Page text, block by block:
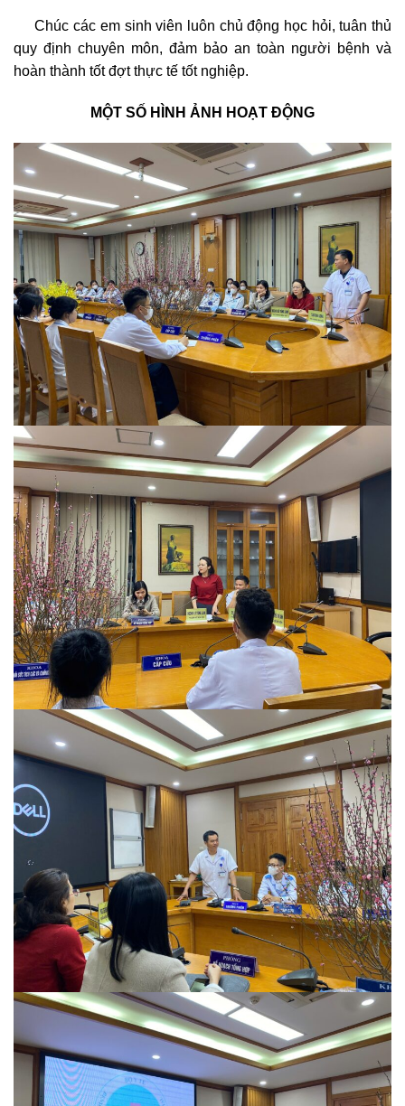
Chúc các em sinh viên luôn chủ động học hỏi, tuân thủ
quy định chuyên môn, đảm bảo an toàn người bệnh và
hoàn thành tốt đợt thực tế tốt nghiệp.
MỘT SỐ HÌNH ẢNH HOẠT ĐỘNG